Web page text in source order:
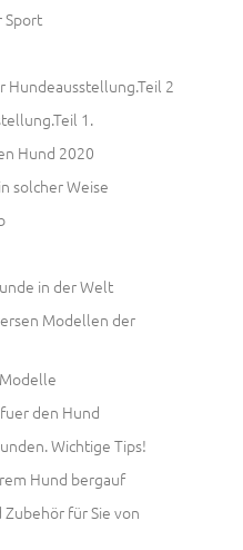
Sport
Hundeausstellung.Teil 2
1.
Hund 2020
solcher Weise
in der Welt
Modellen der
den Hund
Wichtige Tips!
Hund bergauf
für Sie von